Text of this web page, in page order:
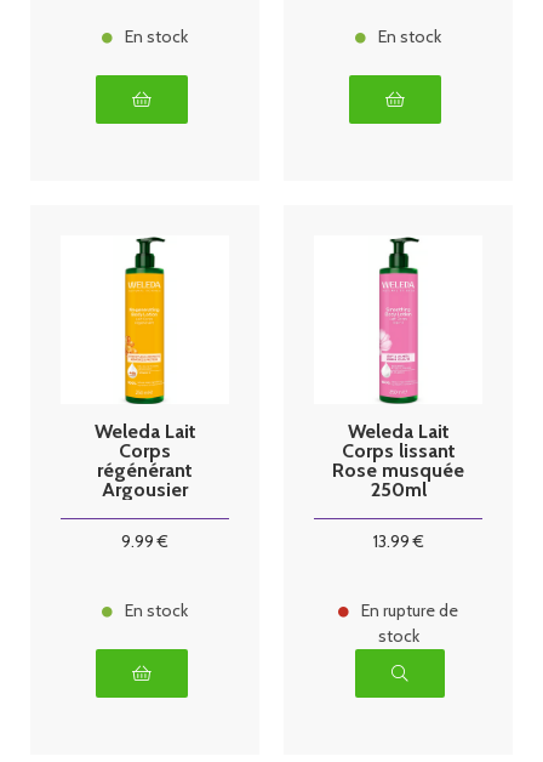
En stock En stock
Weleda Lait
Corps
régénérant
Argousier
9.99 €
En stock
Weleda Lait
Corps lissant
Rose musquée
250ml
13.99€
En rupture de
stock